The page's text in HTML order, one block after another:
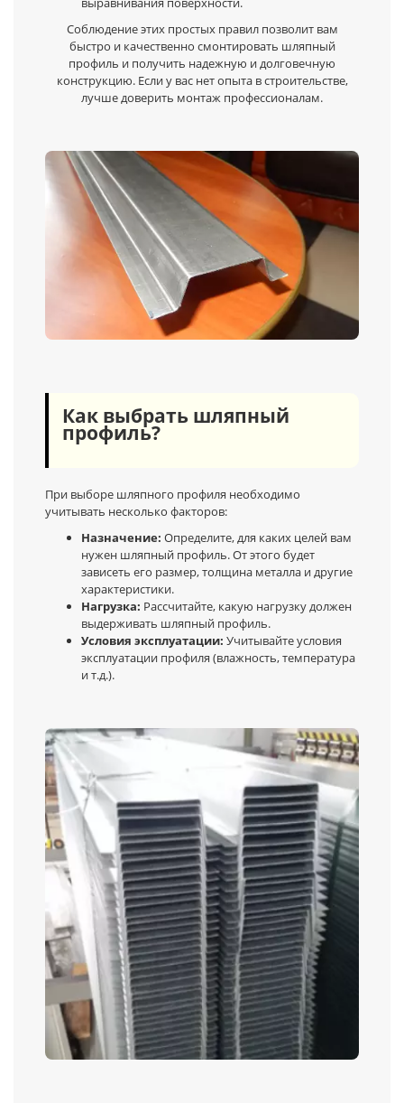
Соблюдение этих простых правил позволит вам
быстро и качественно смонтировать шляпный
профиль и получить надежную и долговечную
конструкцию. Если у вас нет опыта в строительстве,
лучше доверить монтаж профессионалам.
Как выбрать шляпный
профиль?
При выборе шляпного профиля необходимо
учитывать несколько факторов:
Назначение: Определите, для каких целей вам
нужен шляпный профиль. От этого будет
зависеть его размер, толщина металла и другие
характеристики.
Нагрузка: Рассчитайте, какую нагрузку должен
выдерживать шляпный профиль.
Условия эксплуатации: Учитывайте условия
эксплуатации профиля (влажность, температура
и т.д.).